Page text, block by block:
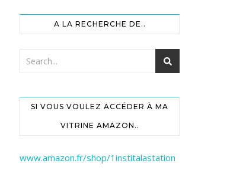
A LA RECHERCHE DE..
SI VOUS VOULEZ ACCÉDER À MA
VITRINE AMAZON..
www.amazon.fr/shop/1institalastation